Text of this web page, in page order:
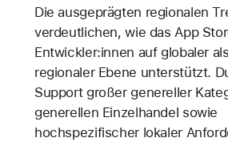
Die ausgeprägten regionalen
verdeutlichen, wie das App
Entwickler:innen auf globaler
regionaler Ebene unterstützt.
Support großer genereller
generellen Einzelhandel sowie
hochspezifischer lokaler